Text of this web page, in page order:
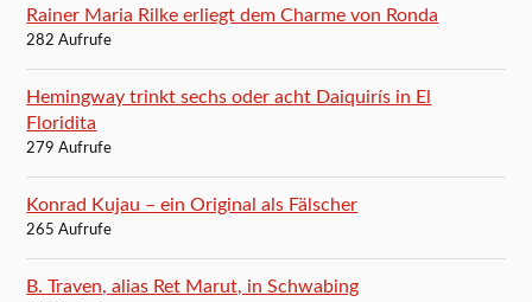
Rainer Maria Rilke erliegt dem Charme von Ronda
282 Aufrufe
Hemingway trinkt sechs oder acht Daiquirís in El
Floridita
279 Aufrufe
Konrad Kujau – ein Original als Fälscher
265 Aufrufe
B. Traven, alias Ret Marut, in Schwabing